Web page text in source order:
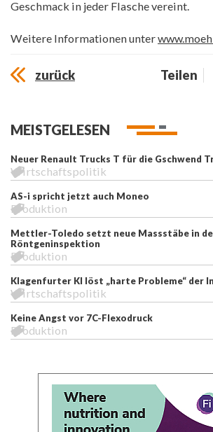
Geschmack in jeder Flasche vereint.
Weitere Informationen unter
zurück Teilen
MEISTGELESEN
Neuer Renault Trucks T für die Gschwend
Wirtschaftspolitik
AS-i spricht jetzt auch Moneo
Produktion
Mettler-Toledo setzt neue Massstäbe in
Röntgeninspektion
Produktion
Klagenfurter KI löst „harte Probleme“ der
Wirtschaftspolitik
Keine Angst vor 7C-Flexodruck
Produktion